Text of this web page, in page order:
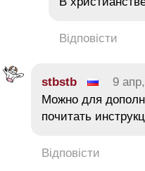
Відповісти
stbstb 9
Можно для
почитать
Відповісти